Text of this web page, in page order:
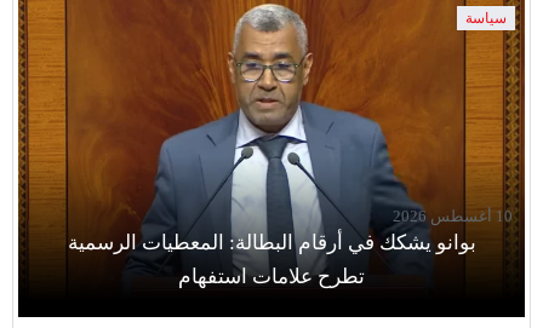
سياسة
بوانو يشكك في أرقام البطالة: المعطيات الرسمية
تطرح علامات استفهام
10 أغسطس 2026